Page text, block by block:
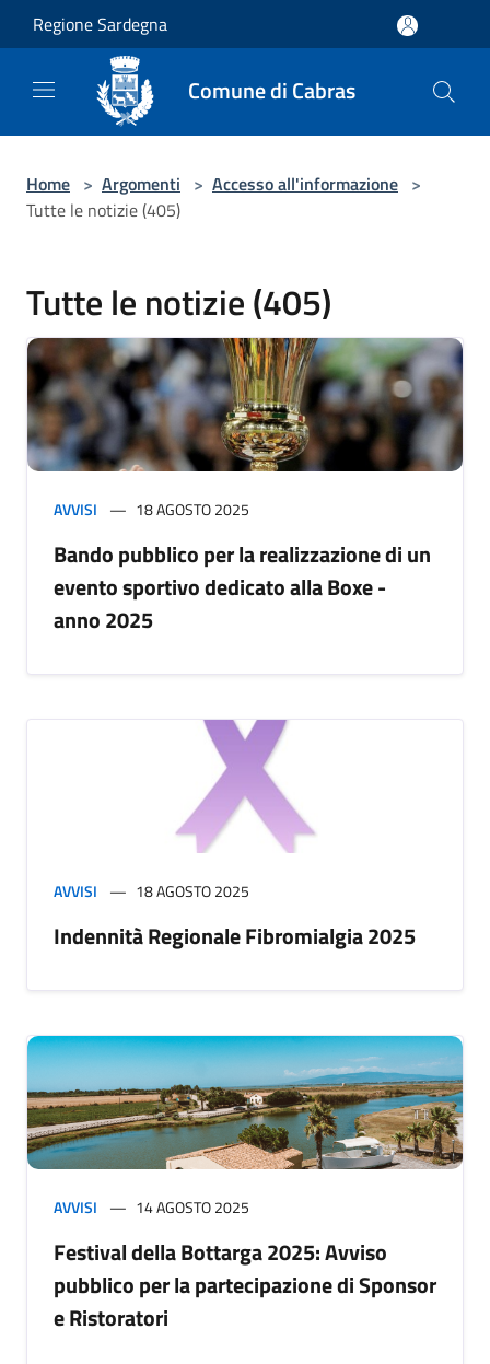
Salta al contenuto principale
Regione Sardegna
Comune di Cabras
Home > Argomenti > Accesso all'informazione >
Tutte le notizie (405)
Tutte le notizie (405)
AVVISI 18 AGOSTO 2025
Bando pubblico per la realizzazione di un
evento sportivo dedicato alla Boxe -
anno 2025
AVVISI 18 AGOSTO 2025
Indennità Regionale Fibromialgia 2025
AVVISI 14 AGOSTO 2025
Festival della Bottarga 2025: Avviso
pubblico per la partecipazione di Sponsor
e Ristoratori